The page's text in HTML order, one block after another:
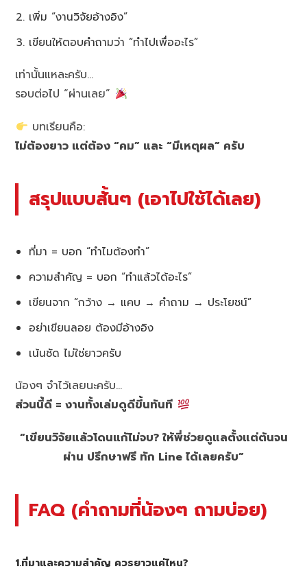
เพิ่ม “งานวิจัยอ้างอิง”
เขียนให้ตอบคำถามว่า “ทำไปเพื่ออะไร”
เท่านั้นแหละครับ…
รอบต่อไป “ผ่านเลย”
บทเรียนคือ:
ไม่ต้องยาว แต่ต้อง “คม” และ “มีเหตุผล” ครับ
สรุปแบบสั้นๆ (เอาไปใช้ได้เลย)
ที่มา = บอก “ทำไมต้องทำ”
ความสำคัญ = บอก “ทำแล้วได้อะไร”
เขียนจาก “กว้าง → แคบ → คำถาม → ประโยชน์”
อย่าเขียนลอย ต้องมีอ้างอิง
เน้นชัด ไม่ใช่ยาวครับ
น้องๆ จำไว้เลยนะครับ…
ส่วนนี้ดี = งานทั้งเล่มดูดีขึ้นทันที
“เขียนวิจัยแล้วโดนแก้ไม่จบ? ให้พี่ช่วยดูแลตั้งแต่ต้นจน
ผ่าน ปรึกษาฟรี ทัก Line ได้เลยครับ”
FAQ (คำถามที่น้องๆ ถามบ่อย)
1.ที่มาและความสำคัญ ควรยาวแค่ไหน?